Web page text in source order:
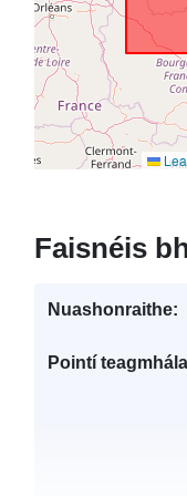
Faisnéis
Nuashonraithe:
Pointí